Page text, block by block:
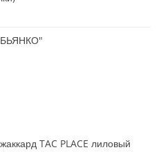
TAC PLACE лиловый